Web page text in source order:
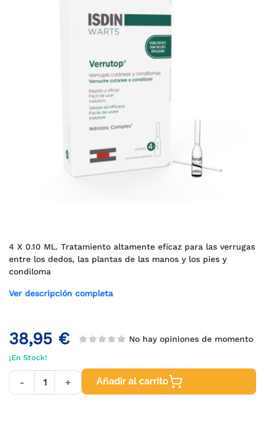
4 X 0.10 ML. Tratamiento altamente eficaz para las verrugas
entre los dedos, las plantas de las manos y los pies y
condiloma
Ver descripción completa
38,95 € No hay opiniones de momento
¡En Stock!
- + Añadir al carrito